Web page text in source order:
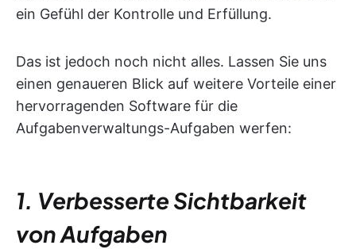
ein Gefühl der Kontrolle und Erfüllung.
Das ist jedoch noch nicht alles. Lassen Sie uns
einen genaueren Blick auf weitere Vorteile einer
hervorragenden Software für die
Aufgabenverwaltungs-Aufgaben werfen:
1. Verbesserte Sichtbarkeit
von Aufgaben